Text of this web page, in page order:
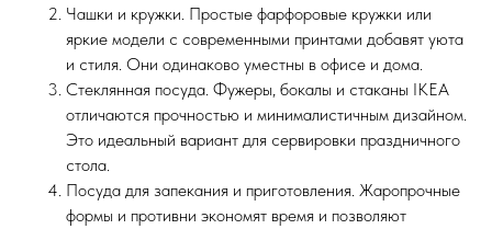
Чашки и кружки. Простые фарфоровые кружки или
яркие модели с современными принтами добавят уюта
и стиля. Они одинаково уместны в офисе и дома.
Стеклянная посуда. Фужеры, бокалы и стаканы IKEA
отличаются прочностью и минималистичным дизайном.
Это идеальный вариант для сервировки праздничного
стола.
Посуда для запекания и приготовления. Жаропрочные
формы и противни экономят время и позволяют